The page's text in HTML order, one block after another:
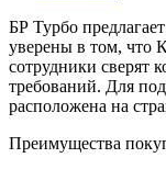
БР Турбо
уверены в том, что
сотрудники сверят
требований. Для
расположена на
Преимущества